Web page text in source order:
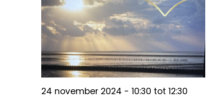
24 november 2024 - 10:30 tot 12:30